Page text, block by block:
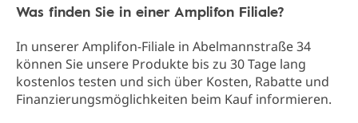
Was finden Sie in einer Amplifon Filiale?
In unserer Amplifon-Filiale in Abelmannstraße 34
können Sie unsere Produkte bis zu 30 Tage lang
kostenlos testen und sich über Kosten, Rabatte und
Finanzierungsmöglichkeiten beim Kauf informieren.